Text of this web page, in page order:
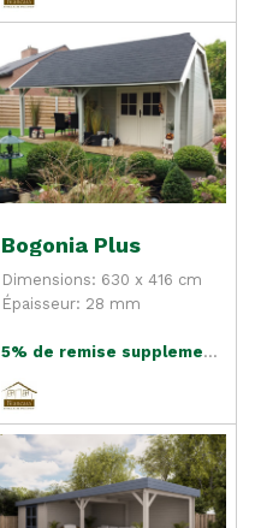
Bogonia Plus
Dimensions: 630 x 416 cm
Épaisseur: 28 mm
5% de remise supplementaire